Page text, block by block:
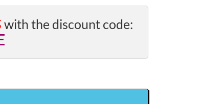
with the discount code: